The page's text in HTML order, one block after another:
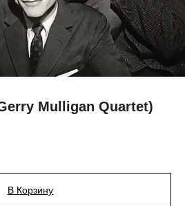
Mulligan Quartet)
В Корзину